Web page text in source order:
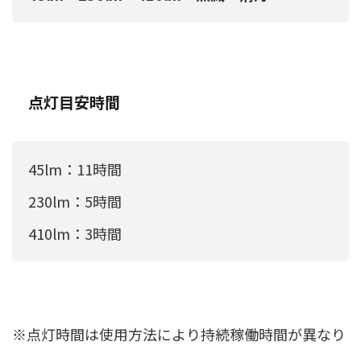
点灯目安時間
45lm：11時間
230lm：5時間
410lm：3時間
※点灯時間は使用方法により持続稼働時間が異なり